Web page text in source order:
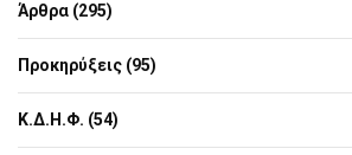
Άρθρα (295)
Προκηρύξεις (95)
Κ.Δ.Η.Φ. (54)